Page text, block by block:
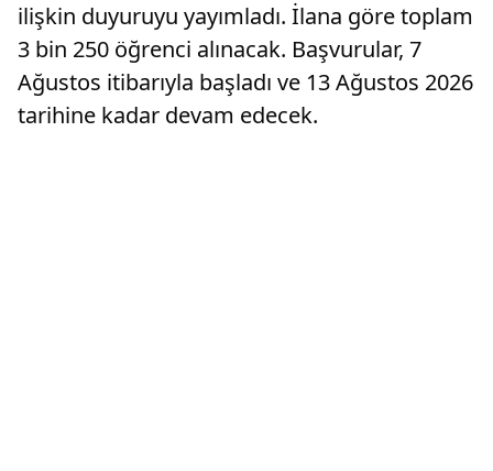
ilişkin duyuruyu yayımladı. İlana göre toplam
3 bin 250 öğrenci alınacak. Başvurular, 7
Ağustos itibarıyla başladı ve 13 Ağustos 2026
tarihine kadar devam edecek.